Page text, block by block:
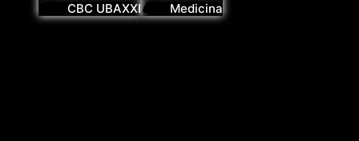
CBC UBAXXI Medicina